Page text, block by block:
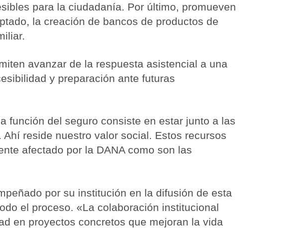
para la ciudadanía. Por último, promueven
la creación de bancos de productos de
avanzar de la respuesta asistencial a una
y preparación ante futuras
función del seguro consiste en estar junto a las
reside nuestro valor social. Estos recursos
afectado por la DANA como son las
por su institución en la difusión de esta
el proceso. «La colaboración institucional
en proyectos concretos que mejoran la vida